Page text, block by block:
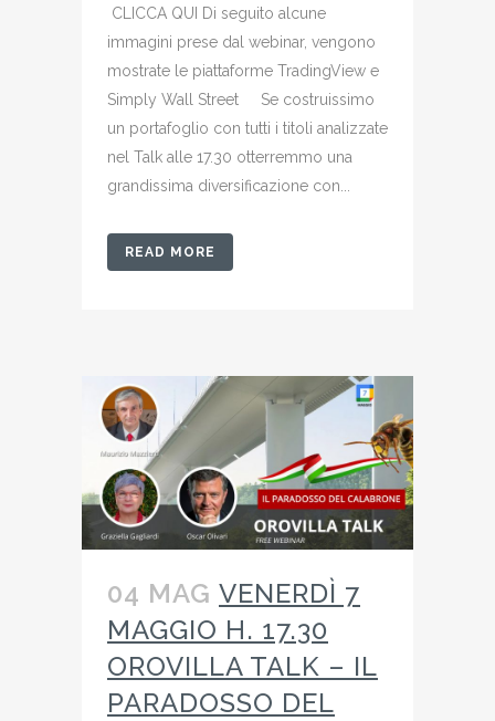
CLICCA QUI Di seguito alcune
immagini prese dal webinar, vengono
mostrate le piattaforme TradingView e
Simply Wall Street Se costruissimo
un portafoglio con tutti i titoli analizzate
nel Talk alle 17.30 otterremmo una
grandissima diversificazione con...
READ MORE
04 MAG VENERDÌ 7
MAGGIO H. 17.30
OROVILLA TALK – IL
PARADOSSO DEL